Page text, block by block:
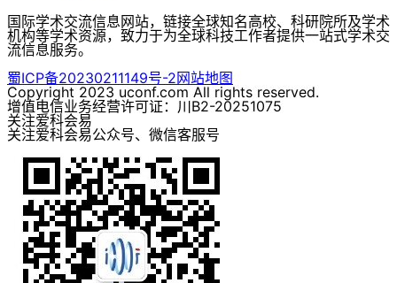
国际学术交流信息网站，链接全球知名高校、科研院所及学术
机构等学术资源，致力于为全球科技工作者提供一站式学术交
流信息服务。
蜀ICP备20230211149号-2网站地图
Copyright 2023 uconf.com All rights reserved.
增值电信业务经营许可证：川B2-20251075
关注爱科会易
关注爱科会易公众号、微信客服号